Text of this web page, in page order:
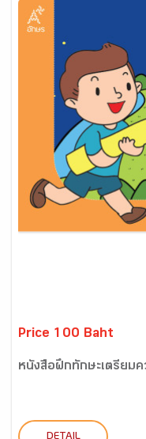
Price 100 Baht
หนังสือฝึกทักษะเตรียม